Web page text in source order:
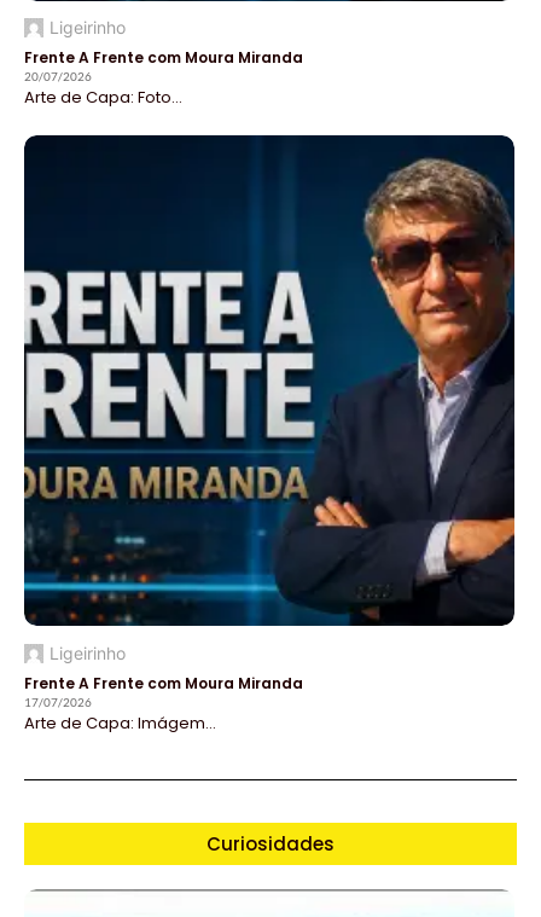
Ligeirinho
Frente A Frente com Moura Miranda
20/07/2026
Arte de Capa: Foto...
Ligeirinho
Frente A Frente com Moura Miranda
17/07/2026
Arte de Capa: Imágem...
Curiosidades